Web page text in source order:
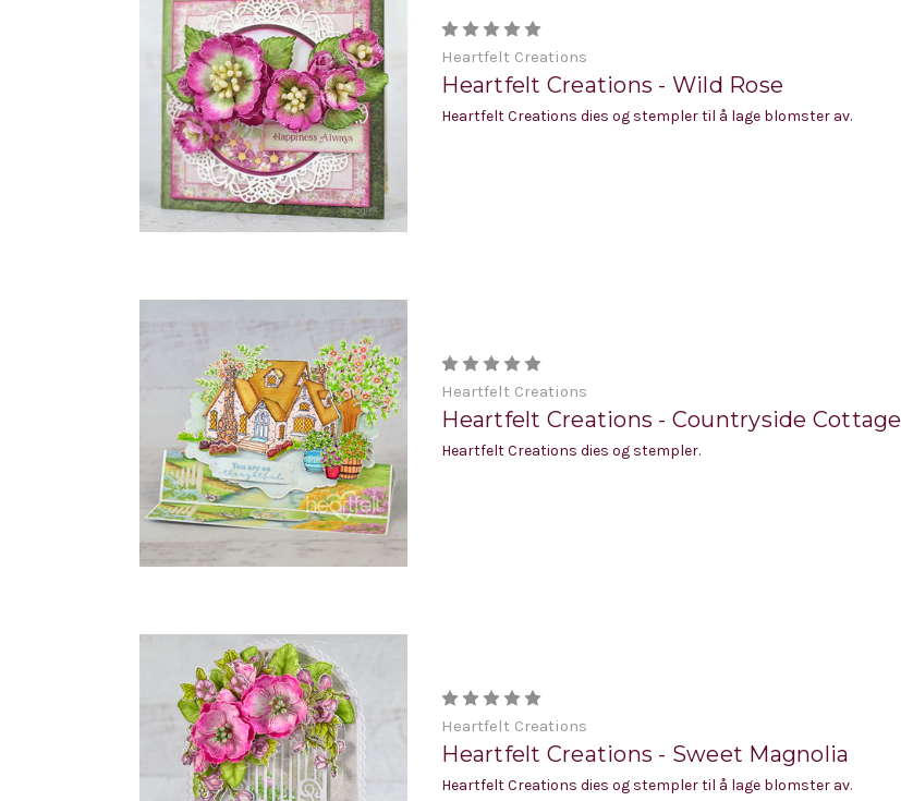
Heartfelt Creations
Heartfelt Creations - Wild Rose
Heartfelt Creations dies og stempler til å lage blomster av.
Heartfelt Creations
Heartfelt Creations - Countryside Cottage
Heartfelt Creations dies og stempler.
Heartfelt Creations
Heartfelt Creations - Sweet Magnolia
Heartfelt Creations dies og stempler til å lage blomster av.